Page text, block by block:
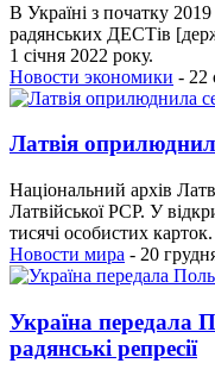
В Україні з початку
радянських ДЕСТів
1 січня 2022 року.
Новости экономики - 22
Латвія
Національний архів
Латвійської РСР. У
тисячі особистих карток.
Новости мира - 20
Україна передала
радянські репресії